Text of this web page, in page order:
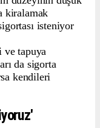
kiralamak
isteniyor
ve tapuya
da sigorta
kendileri